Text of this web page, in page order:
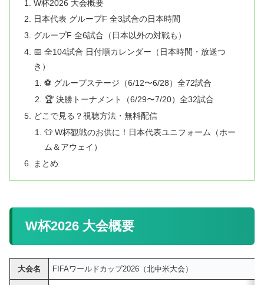
W杯2026 大会概要
日本代表 グループF 全3試合の日本時間
グループF 全6試合（日本以外の対戦も）
📅 全104試合 日付順カレンダー（日本時間・放送つ
き）
⚽ グループステージ（6/12〜6/28）全72試合
🏆 決勝トーナメント（6/29〜7/20）全32試合
どこで見る？視聴方法・無料配信
👕 W杯観戦のお供に！日本代表ユニフォーム（ホー
ム＆アウェイ）
まとめ
W杯2026 大会概要
大会名 FIFAワールドカップ2026（北中米大会）